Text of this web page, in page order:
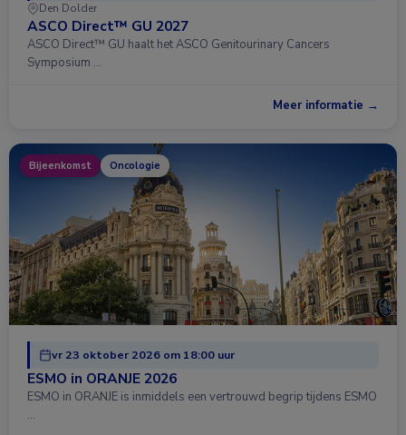
Den Dolder
ASCO Direct™ GU 2027
ASCO Direct™ GU haalt het ASCO Genitourinary Cancers
Symposium …
Meer informatie →
Bijeenkomst Oncologie
vr 23 oktober 2026 om 18:00 uur
ESMO in ORANJE 2026
ESMO in ORANJE is inmiddels een vertrouwd begrip tijdens ESMO
…